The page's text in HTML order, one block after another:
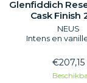
Glenfiddich
Cask Finish
NEUS
Intens en
vijgen, rijke toffee,
en eiken.
SMAAK
€207,15